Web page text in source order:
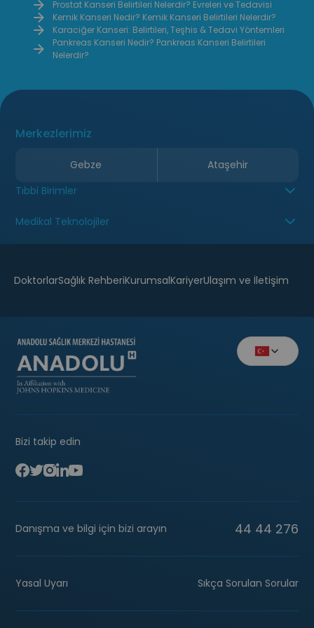
Prostat Kanseri Belirtileri Nelerdir? Evreleri ve Tedavisi
Kemik Kanseri Nedir? Kemik Kanseri Belirtileri Nelerdir?
Karaciğer Kanseri: Belirtileri, Teşhis & Tedavi Yöntemleri
Pankreas Kanseri Nedir? Pankreas Kanseri Belirtileri
Nelerdir?
Merkezlerimiz
Gebze
Ataşehir
Tıbbi Birimler
Medikal Teknolojiler
DoktorlarSağlık RehberiKurumsalKariyerUlaşım ve İletişim
Bizi takip edin
Danışma ve bilgi için bizi arayın 44 44 276
Yasal Uyarı Sıkça Sorulan Sorular